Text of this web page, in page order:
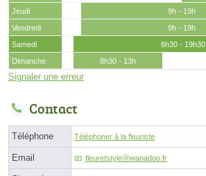
Jeudi
9h - 19h
Vendredi
9h - 19h
Samedi
8h30 - 19h30
Dimanche
8h30 - 13h
Signaler une erreur
Contact
Téléphone Téléphoner à la fleuriste
Email fleuretstyleⓐwanadoo.fr